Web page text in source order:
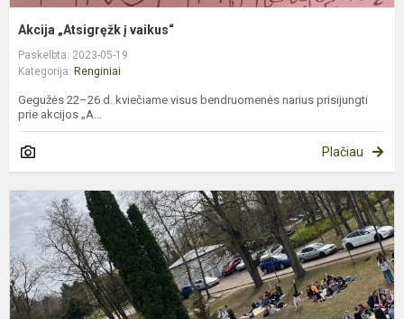
Akcija „Atsigręžk į vaikus“
Paskelbta: 2023-05-19
Kategorija: Renginiai
Gegužės 22–26 d. kviečiame visus bendruomenės narius prisijungti
prie akcijos „A...
Plačiau